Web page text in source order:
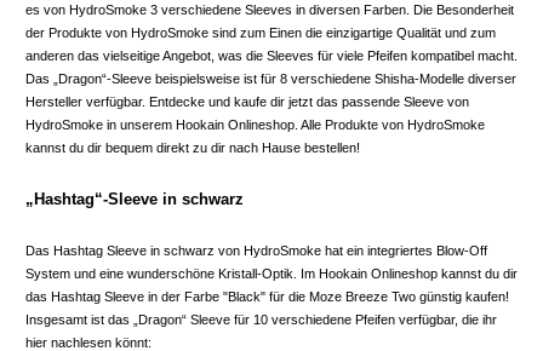
es von HydroSmoke 3 verschiedene Sleeves in diversen Farben. Die Besonderheit
der Produkte von HydroSmoke sind zum Einen die einzigartige Qualität und zum
anderen das vielseitige Angebot, was die Sleeves für viele Pfeifen kompatibel macht.
Das „Dragon“-Sleeve beispielsweise ist für 8 verschiedene Shisha-Modelle diverser
Hersteller verfügbar. Entdecke und kaufe dir jetzt das passende Sleeve von
HydroSmoke in unserem Hookain Onlineshop. Alle Produkte von HydroSmoke
kannst du dir bequem direkt zu dir nach Hause bestellen!
„Hashtag“-Sleeve in schwarz
Das Hashtag Sleeve in schwarz von HydroSmoke hat ein integriertes Blow-Off
System und eine wunderschöne Kristall-Optik. Im Hookain Onlineshop kannst du dir
das Hashtag Sleeve in der Farbe "Black" für die Moze Breeze Two günstig kaufen!
Insgesamt ist das „Dragon“ Sleeve für 10 verschiedene Pfeifen verfügbar, die ihr
hier nachlesen könnt: